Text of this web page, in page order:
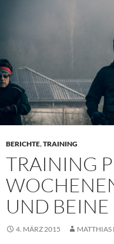
BERICHTE,TRAINING
TRAINING
UND BEINE
4. MÄRZ 2015 MATTHIAS